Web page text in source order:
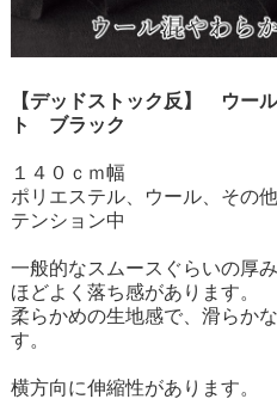
【デッドストック反】 ウー
ト ブラック
１４０ｃｍ幅
ポリエステル、ウール、その
テンション中
一般的なスムースぐらいの厚
ほどよく落ち感があります。
柔らかめの生地感で、滑らか
す。
横方向に伸縮性があります。